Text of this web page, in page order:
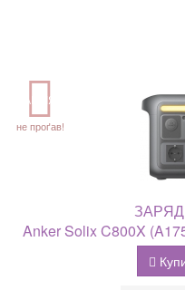
АКЦІЯ
не проґав!
Anker Solix C800X